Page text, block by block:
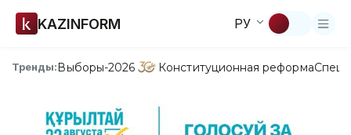
KAZINFORM РУ
Тренды:Выборы-2026 Конституционная реформа